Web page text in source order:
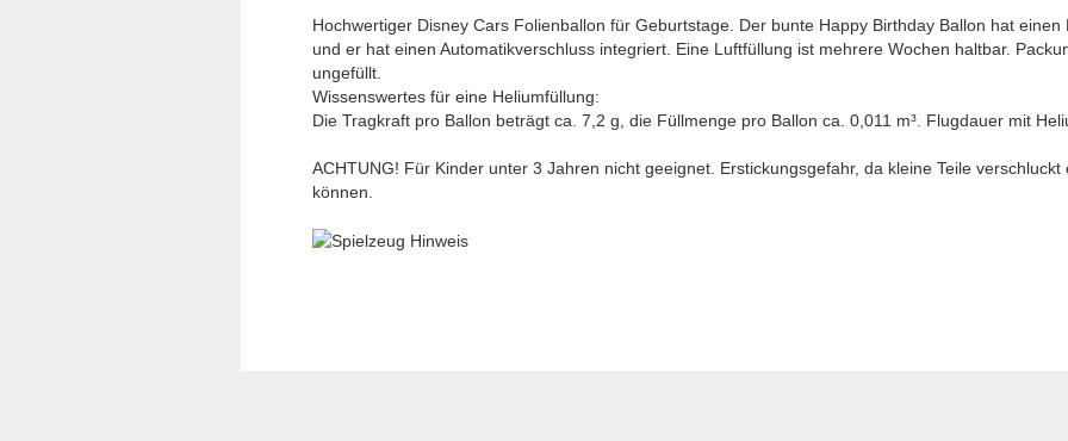
Hochwertiger Disney Cars Folienballon für Geburtstage. Der bunte Happy Birthday Ballon hat
und er hat einen Automatikverschluss integriert. Eine Luftfüllung ist mehrere Wochen haltbar.
ungefüllt.
Wissenswertes für eine Heliumfüllung:
Die Tragkraft pro Ballon beträgt ca. 7,2 g, die Füllmenge pro Ballon ca. 0,011 m³. Flugdauer mit
ACHTUNG! Für Kinder unter 3 Jahren nicht geeignet. Erstickungsgefahr, da kleine Teile
können.